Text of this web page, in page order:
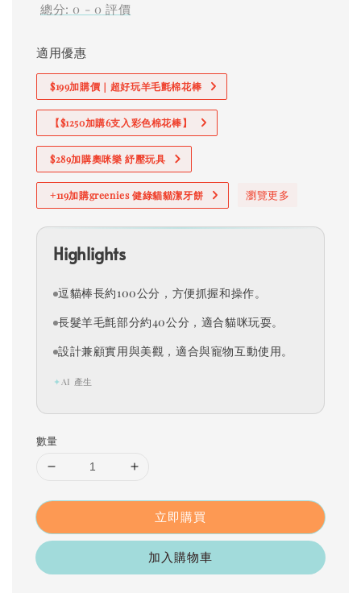
總分: 0 - 0 評價
適用優惠
$199加購價｜超好玩羊毛氈棉花棒
【$1250加購6支入彩色棉花棒】
$289加購奧咪樂 紓壓玩具
+119加購greenies 健綠貓貓潔牙餅 瀏覽更多
Highlights
逗貓棒長約100公分，方便抓握和操作。
長髮羊毛氈部分約40公分，適合貓咪玩耍。
設計兼顧實用與美觀，適合與寵物互動使用。
✦ AI 產生
數量
立即購買
加入購物車